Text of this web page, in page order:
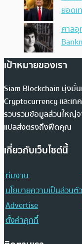
ยอดเ
ศาล
เป้าหมายของเรา
Siam Blockchain มุ่งมั่
Cryptocurrency และเท
รวบรวมข้อมูลส่วนใหญ่จ
แปลส่งตรงถึงฟีดคุณ
เกี่ยวกับเว็บไซต์นี้
ทีมงาน
นโยบายความเป็นส่วนตัว
Advertise
ตั้งค่าคุกกี้